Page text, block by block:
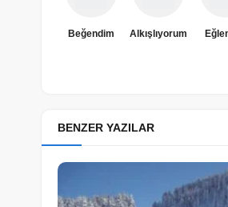
Beğendim Alkışlıyorum
BENZER YAZILAR